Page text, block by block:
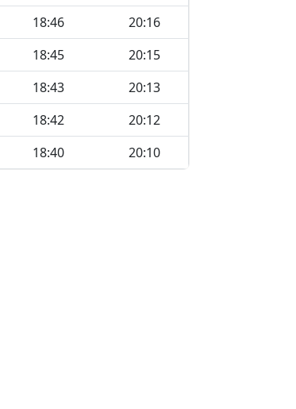
18:46
20:16
18:45
20:15
18:43
20:13
18:42
20:12
18:40 20:10